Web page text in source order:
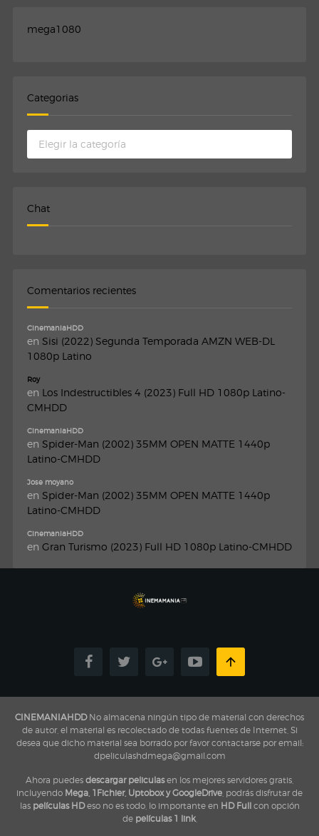
mega1080
Categorias
Categorias
Chat
Comentarios recientes
CinemaniaHDD
en Sisi (2022) Segunda Temporada AMZN WEB-DL
1080p Latino
Roy
en Los Indestructibles 4 (2023) Full HD 1080p Latino-
CMHDD
CinemaniaHDD
en Spider-Man (2002) 35MM OPEN MATTE 1440p
Latino-CMHDD
Jose moyano
en Spider-Man (2002) 35MM OPEN MATTE 1440p
Latino-CMHDD
CinemaniaHDD
en Gran Turismo (2023) Full HD 1080p Latino-CMHDD
CINEMANIAHDDNo almacena ningún tipo de material con derechos
de autor, el material es recolectado de todas fuentes de Internet, Si
desea que dicho material sea borrado por favor contactarse por email:
dpeliculashdmega@gmail.com
Ahora puedes descargar peliculasen los mejores servidores gratis,
incluyendo Mega, 1Fichier, Uptobox y GoogleDrive , podrás disfrutar de
las películas HDeso no es todo, lo importante en HD Fullcon opción
de películas 1 link,